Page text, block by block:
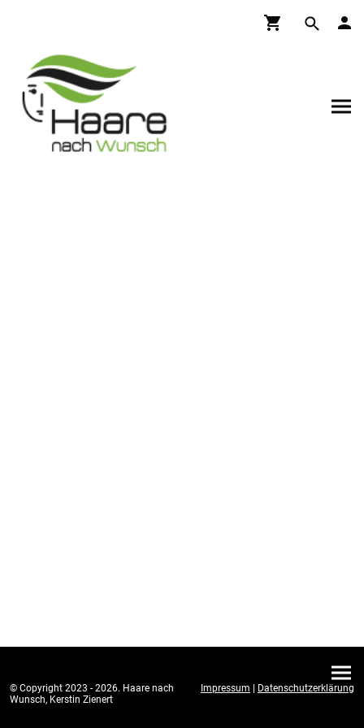
© Copyright 2023 - 2026. Haare nach
Wunsch, Kerstin Zienert
Impressum | Datenschutzerklärung